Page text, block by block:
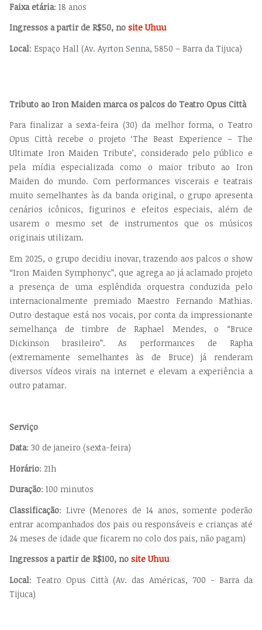
Faixa etária: 18 anos
Ingressos a partir de R$50, no site Uhuu
Local: Espaço Hall (Av. Ayrton Senna, 5850 – Barra da Tijuca)
Tributo ao Iron Maiden marca os palcos do Teatro Opus Città
Para finalizar a sexta-feira (30) da melhor forma, o Teatro
Opus Città recebe o projeto ‘The Beast Experience – The
Ultimate Iron Maiden Tribute’, considerado pelo público e
pela mídia especializada como o maior tributo ao Iron
Maiden do mundo. Com performances viscerais e teatrais
muito semelhantes às da banda original, o grupo apresenta
cenários icônicos, figurinos e efeitos especiais, além de
usarem o mesmo set de instrumentos que os músicos
originais utilizam.
Em 2025, o grupo decidiu inovar, trazendo aos palcos o show
“Iron Maiden Symphonyc”, que agrega ao já aclamado projeto
a presença de uma esplêndida orquestra conduzida pelo
internacionalmente premiado Maestro Fernando Mathias.
Outro destaque está nos vocais, por conta da impressionante
semelhança de timbre de Raphael Mendes, o “Bruce
Dickinson brasileiro”. As performances de Rapha
(extremamente semelhantes às de Bruce) já renderam
diversos vídeos virais na internet e elevam a experiência a
outro patamar.
Serviço
Data: 30 de janeiro (sexta-feira)
Horário: 21h
Duração: 100 minutos
Classificação: Livre (Menores de 14 anos, somente poderão
entrar acompanhados dos pais ou responsáveis e crianças até
24 meses de idade que ficarem no colo dos pais, não pagam)
Ingressos a partir de R$100, no site Uhuu
Local: Teatro Opus Città (Av. das Américas, 700 - Barra da
Tijuca)